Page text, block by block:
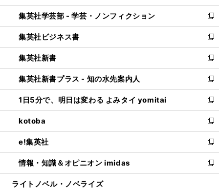
開
く
ウ
で
開
く
ン
ド
ウ
で
開
く
ウ
ィ
ン
ド
ウ
で
開
く
集英社学芸部 - 学芸・ノンフィクション
新
し
い
ウ
ィ
ン
ド
ウ
で
開
く
集英社ビジネス書
新
し
い
ウ
ィ
ン
ド
ウ
で
開
く
集英社新書
新
し
い
ウ
ィ
ン
ド
ウ
で
開
く
集英社新書プラス - 知の水先案内人
新
し
い
ウ
ィ
ン
ド
ウ
で
開
1日5分で、明日は変わる よみタイ yomitai
新
し
い
ウ
ィ
ン
ド
ウ
kotoba
新
し
い
ウ
ィ
ン
e!集英社
新
し
い
ウ
情報・知識＆オピニオン imidas
新
し
ライトノベル・ノベライズ